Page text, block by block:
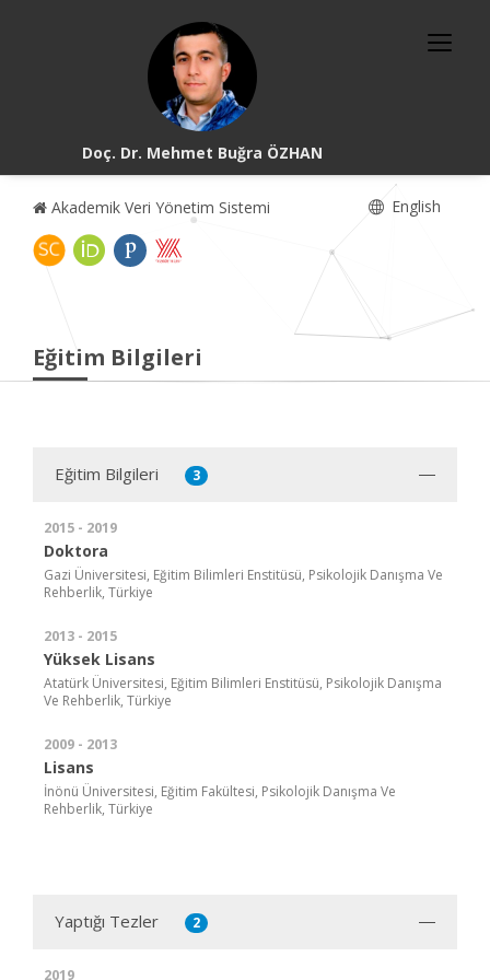
Doç. Dr. Mehmet Buğra ÖZHAN
Akademik Veri Yönetim Sistemi English
Eğitim Bilgileri
Eğitim Bilgileri 3
2015 - 2019
Doktora
Gazi Üniversitesi, Eğitim Bilimleri Enstitüsü, Psikolojik Danışma Ve
Rehberlik, Türkiye
2013 - 2015
Yüksek Lisans
Atatürk Üniversitesi, Eğitim Bilimleri Enstitüsü, Psikolojik Danışma
Ve Rehberlik, Türkiye
2009 - 2013
Lisans
İnönü Üniversitesi, Eğitim Fakültesi, Psikolojik Danışma Ve
Rehberlik, Türkiye
Yaptığı Tezler 2
2019